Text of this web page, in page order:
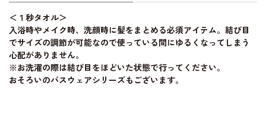
＜１秒タオル＞
入浴時やメイク時、洗顔時に髪をまとめる必須アイテム。結び目
でサイズの調節が可能なので使っている間にゆるくなってしまう
心配がありません。
※お洗濯の際は結び目をほどいた状態で行ってください。
おそろいのバスウェアシリーズもございます。